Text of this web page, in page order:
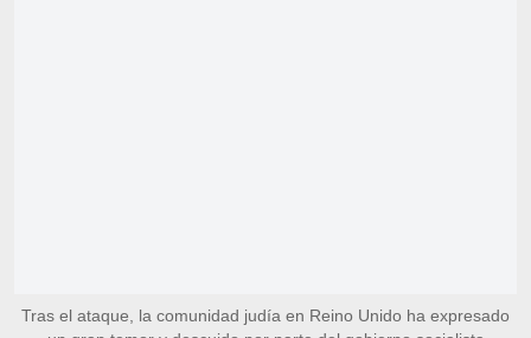
Tras el ataque, la comunidad judía en Reino Unido ha expresado